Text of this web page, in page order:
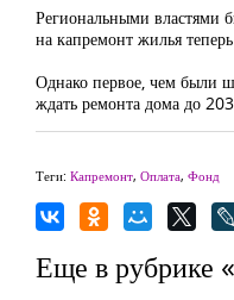
Региональными властями
на капремонт жилья
Однако первое, чем были
ждать ремонта дома до
Теги: Капремонт, Оплата, Фонд
Еще в